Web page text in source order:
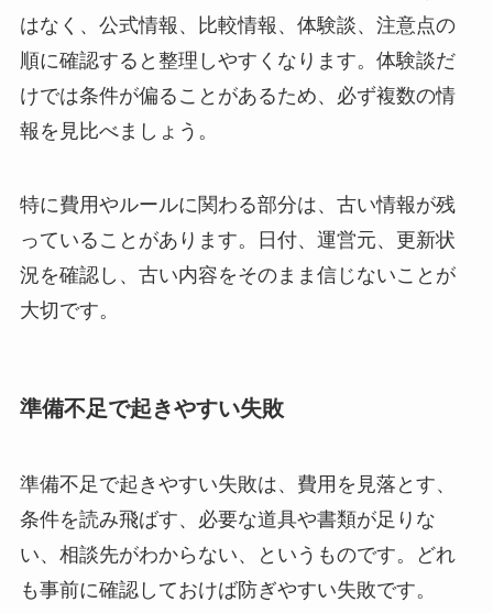
はなく、公式情報、比較情報、体験談、注意点の
順に確認すると整理しやすくなります。体験談だ
けでは条件が偏ることがあるため、必ず複数の情
報を見比べましょう。
特に費用やルールに関わる部分は、古い情報が残
っていることがあります。日付、運営元、更新状
況を確認し、古い内容をそのまま信じないことが
大切です。
準備不足で起きやすい失敗
準備不足で起きやすい失敗は、費用を見落とす、
条件を読み飛ばす、必要な道具や書類が足りな
い、相談先がわからない、というものです。どれ
も事前に確認しておけば防ぎやすい失敗です。